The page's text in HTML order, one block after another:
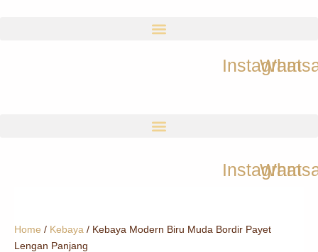
Instagram
Instagram
Home / Kebaya / Kebaya Modern Biru Muda Bordir Payet
Lengan Panjang